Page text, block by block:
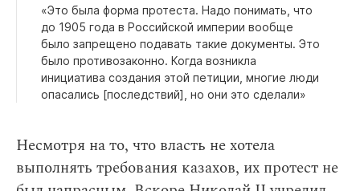
«Это была форма протеста. Надо понимать, что
до 1905 года в Российской империи вообще
было запрещено подавать такие документы. Это
было противозаконно. Когда возникла
инициатива создания этой петиции, многие люди
опасались [последствий], но они это сделали»
Несмотря на то, что власть не хотела
выполнять требования казахов, их протест не